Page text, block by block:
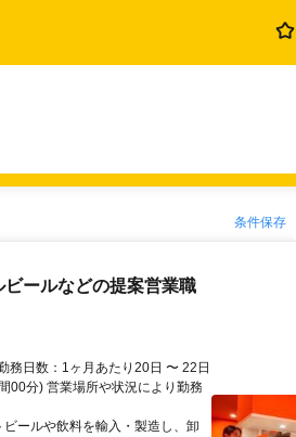
条件保存
ールなどの提案営業職
務日数：1ヶ月あたり20日 〜 22日
00分) 営業場所や状況により勤務
ールや飲料を輸入・製造し、卸